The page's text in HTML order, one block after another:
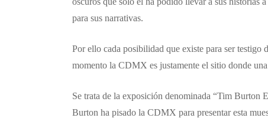
para sus narrativas.
Por ello cada posibilidad que existe para ser testigo
momento la CDMX es justamente el sitio donde
Se trata de la exposición denominada “Tim Burton
Burton ha pisado la CDMX para presentar esta